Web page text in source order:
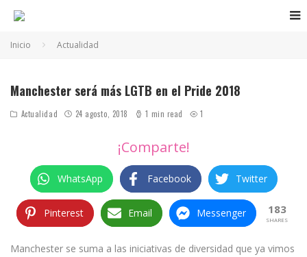
Inicio Actualidad
Manchester será más LGTB en el Pride 2018
Actualidad 24 agosto, 2018 1 min read 1
¡Comparte!
WhatsApp Facebook Twitter
Pinterest Email Messenger 183
SHARES
Manchester se suma a las iniciativas de diversidad que ya vimos